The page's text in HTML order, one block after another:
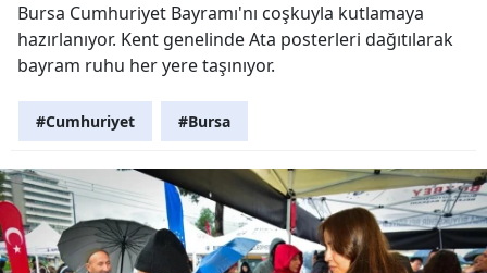
Bursa Cumhuriyet Bayramı'nı coşkuyla kutlamaya
hazırlanıyor. Kent genelinde Ata posterleri dağıtılarak
bayram ruhu her yere taşınıyor.
#Cumhuriyet #Bursa